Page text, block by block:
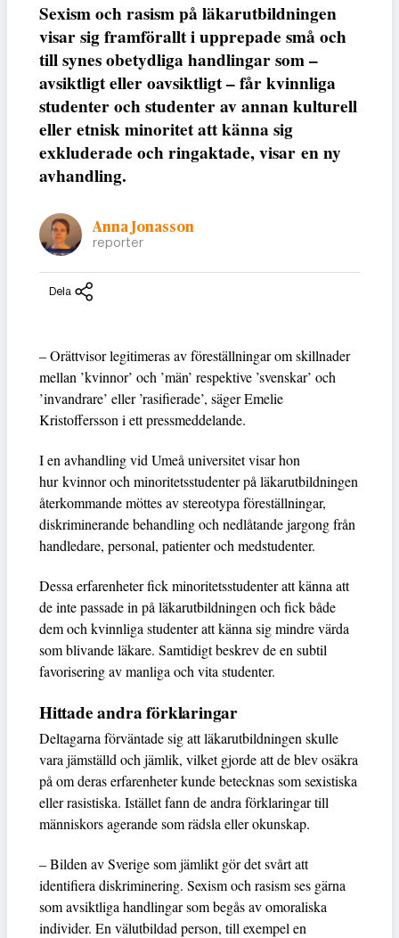
Sexism och rasism på läkarutbildningen
visar sig framförallt i upprepade små och
till synes obetydliga handlingar som –
avsiktligt eller oavsiktligt ­– får kvinnliga
studenter och studenter av annan kulturell
eller etnisk minoritet att känna sig
exkluderade och ringaktade, visar en ny
avhandling.
Anna Jonasson
reporter
Dela
– Orättvisor legitimeras av föreställningar om skillnader
mellan ’kvinnor’ och ’män’ respektive ’svenskar’ och
’invandrare’ eller ’rasifierade’, säger Emelie
Kristoffersson i ett pressmeddelande.
I en avhandling vid Umeå universitet visar hon
hur kvinnor och minoritetsstudenter på läkarutbildningen
återkommande möttes av stereotypa föreställningar,
diskriminerande behandling och nedlåtande jargong från
handledare, personal, patienter och medstudenter.
Dessa erfarenheter fick minoritetsstudenter att känna att
de inte passade in på läkarutbildningen och fick både
dem och kvinnliga studenter att känna sig mindre värda
som blivande läkare. Samtidigt beskrev de en subtil
favorisering av manliga och vita studenter.
Hittade andra förklaringar
Deltagarna förväntade sig att läkarutbildningen skulle
vara jämställd och jämlik, vilket gjorde att de blev osäkra
på om deras erfarenheter kunde betecknas som sexistiska
eller rasistiska. Istället fann de andra förklaringar till
människors agerande som rädsla eller okunskap.
– Bilden av Sverige som jämlikt gör det svårt att
identifiera diskriminering. Sexism och rasism ses gärna
som avsiktliga handlingar som begås av omoraliska
individer. En välutbildad person, till exempel en